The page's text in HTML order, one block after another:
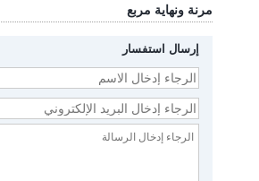
مرنة ونهاية مربع
إرسال استفسار